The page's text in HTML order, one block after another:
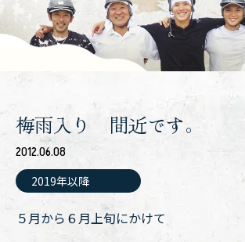
梅雨入り 間近です。
2012.06.08
2019年以降
５月から６月上旬にかけて